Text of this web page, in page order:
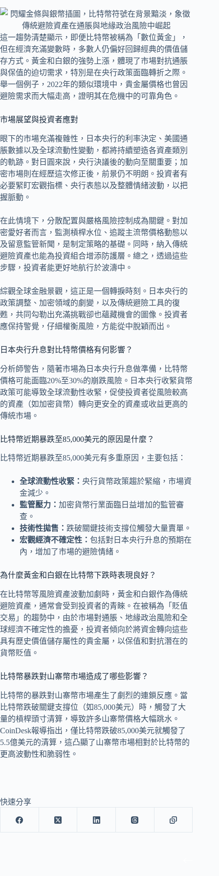
這一趨勢清楚顯示，即便比特幣被稱為「數位黃金」，
但在經濟充滿變數時，多數人仍偏好回歸經典的價值儲
存方式。黃金和白銀的強勢上漲，體現了市場對抗通脹
與保值的迫切需求，特別是在央行政策面臨轉折之際。
舉一個例子，2022年的類似環境中，貴金屬價格也曾因
避險需求而大幅走高，證明其在危機中的可靠角色。
市場展望與投資者應對
眼下的市場充滿複雜性，日本央行的利率決定、美國通
脹數據以及全球流動性變動，都將持續塑造各資產類別
的軌跡。對日圓來說，央行決議後的動向至關重要；加
密市場則在經歷這次修正後，前景仍不明朗。投資者有
必要緊盯宏觀指標、央行表態以及整體情緒波動，以把
握脈動。
在此情境下，分散配置與嚴格風險控制成為關鍵。對加
密愛好者而言，監測槓桿水位、追蹤主流幣價格動態以
及留意監管新聞，是制定策略的基礎。同時，納入傳統
避險資產也能為投資組合增添防護層。總之，透過這些
步驟，投資者能更好地航行於波濤中。
綜觀全球金融景觀，這正是一個轉捩時刻。日本央行的
政策調整、加密領域的劇變，以及傳統避險工具的復
甦，共同勾勒出充滿挑戰卻也蘊藏機會的圖像。投資者
應保持警覺，仔細權衡風險，方能從中脫穎而出。
日本央行升息對比特幣價格有何影響？
分析師警告，隨著市場為日本央行升息做準備，比特幣
價格可能面臨20%至30%的崩跌風險。日本央行收緊貨幣
政策可能導致全球流動性收緊，促使投資者從風險較高
的資產（如加密貨幣）轉向更安全的資產或收益更高的
傳統市場。
比特幣近期暴跌至85,000美元的原因是什麼？
比特幣近期暴跌至85,000美元有多重原因，主要包括：
全球流動性收緊： 央行貨幣政策趨於緊縮，市場資
金減少。
監管壓力： 加密貨幣行業面臨日益增加的監管審
查。
技術性拋售： 跌破關鍵技術支撐位觸發大量賣單。
宏觀經濟不確定性： 包括對日本央行升息的預期在
內，增加了市場的避險情緒。
為什麼黃金和白銀在比特幣下跌時表現良好？
在比特幣等風險資產波動加劇時，黃金和白銀作為傳統
避險資產，通常會受到投資者的青睞。在被稱為「貶值
交易」的趨勢中，由於市場對通脹、地緣政治風險和全
球經濟不確定性的擔憂，投資者傾向於將資金轉向這些
具有歷史價值儲存屬性的貴金屬，以保值和對抗潛在的
貨幣貶值。
比特幣暴跌對山寨幣市場造成了哪些影響？
比特幣的暴跌對山寨幣市場產生了劇烈的連鎖反應。當
比特幣跌破關鍵支撐位（如85,000美元）時，觸發了大
量的槓桿頭寸清算，導致許多山寨幣價格大幅跳水。
CoinDesk報導指出，僅比特幣跌破85,000美元就觸發了
5.5億美元的清算，這凸顯了山寨幣市場相對於比特幣的
更高波動性和脆弱性。
快速分享